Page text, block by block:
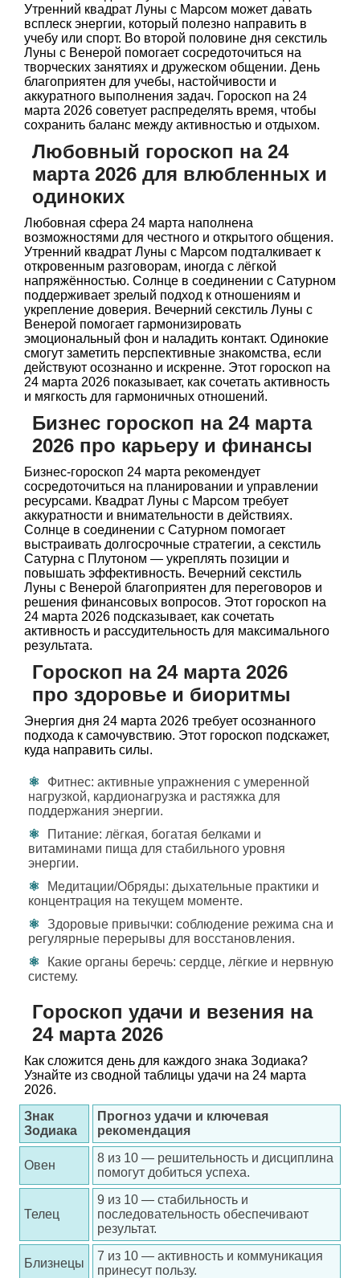
Утренний квадрат Луны с Марсом может давать
всплеск энергии, который полезно направить в
учебу или спорт. Во второй половине дня секстиль
Луны с Венерой помогает сосредоточиться на
творческих занятиях и дружеском общении. День
благоприятен для учебы, настойчивости и
аккуратного выполнения задач. Гороскоп на 24
марта 2026 советует распределять время, чтобы
сохранить баланс между активностью и отдыхом.
Любовный гороскоп на 24
марта 2026 для влюбленных и
одиноких
Любовная сфера 24 марта наполнена
возможностями для честного и открытого общения.
Утренний квадрат Луны с Марсом подталкивает к
откровенным разговорам, иногда с лёгкой
напряжённостью. Солнце в соединении с Сатурном
поддерживает зрелый подход к отношениям и
укрепление доверия. Вечерний секстиль Луны с
Венерой помогает гармонизировать
эмоциональный фон и наладить контакт. Одинокие
смогут заметить перспективные знакомства, если
действуют осознанно и искренне. Этот гороскоп на
24 марта 2026 показывает, как сочетать активность
и мягкость для гармоничных отношений.
Бизнес гороскоп на 24 марта
2026 про карьеру и финансы
Бизнес-гороскоп 24 марта рекомендует
сосредоточиться на планировании и управлении
ресурсами. Квадрат Луны с Марсом требует
аккуратности и внимательности в действиях.
Солнце в соединении с Сатурном помогает
выстраивать долгосрочные стратегии, а секстиль
Сатурна с Плутоном — укреплять позиции и
повышать эффективность. Вечерний секстиль
Луны с Венерой благоприятен для переговоров и
решения финансовых вопросов. Этот гороскоп на
24 марта 2026 подсказывает, как сочетать
активность и рассудительность для максимального
результата.
Гороскоп на 24 марта 2026
про здоровье и биоритмы
Энергия дня 24 марта 2026 требует осознанного
подхода к самочувствию. Этот гороскоп подскажет,
куда направить силы.
Фитнес: активные упражнения с умеренной
нагрузкой, кардионагрузка и растяжка для
поддержания энергии.
Питание: лёгкая, богатая белками и
витаминами пища для стабильного уровня
энергии.
Медитации/Обряды: дыхательные практики и
концентрация на текущем моменте.
Здоровые привычки: соблюдение режима сна и
регулярные перерывы для восстановления.
Какие органы беречь: сердце, лёгкие и нервную
систему.
Гороскоп удачи и везения на
24 марта 2026
Как сложится день для каждого знака Зодиака?
Узнайте из сводной таблицы удачи на 24 марта
2026.
Знак
Зодиака
Прогноз удачи и ключевая
рекомендация
Овен
8 из 10 — решительность и дисциплина
помогут добиться успеха.
Телец
9 из 10 — стабильность и
последовательность обеспечивают
результат.
Близнецы
7 из 10 — активность и коммуникация
принесут пользу.